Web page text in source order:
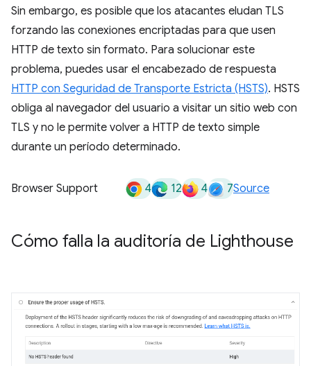
Sin embargo, es posible que los atacantes eludan TLS
forzando las conexiones encriptadas para que usen
HTTP de texto sin formato. Para solucionar este
problema, puedes usar el encabezado de respuesta
HTTP con Seguridad de Transporte Estricta (HSTS). HSTS
obliga al navegador del usuario a visitar un sitio web con
TLS y no le permite volver a HTTP de texto simple
durante un período determinado.
Browser Support 4 12 4 7Source
Cómo falla la auditoría de Lighthouse